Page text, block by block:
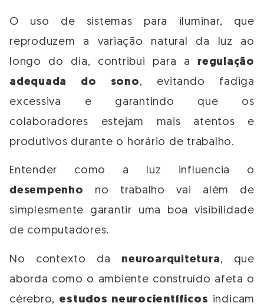
O uso de sistemas para iluminar, que
reproduzem a variação natural da luz ao
longo do dia, contribui para a regulação
adequada do sono, evitando fadiga
excessiva e garantindo que os
colaboradores estejam mais atentos e
produtivos durante o horário de trabalho.
Entender como a luz influencia o
desempenho no trabalho vai além de
simplesmente garantir uma boa visibilidade
de computadores.
No contexto da neuroarquitetura, que
aborda como o ambiente construído afeta o
cérebro, estudos neurocientíficos indicam